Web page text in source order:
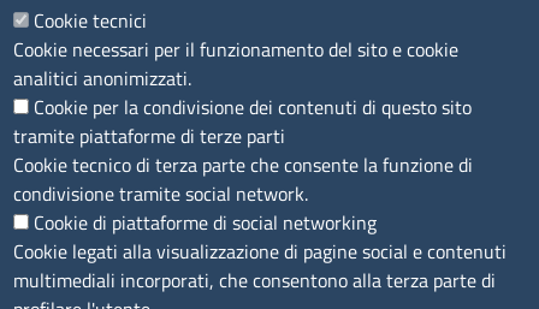
Informative privacy e cookie
Verifiche PA
Attuazione misure PNRR
Modulistica
SEGUICI SU
Cookie tecnici
Cookie necessari per il funzionamento del sito e cookie
analitici anonimizzati.
Cookie per la condivisione dei contenuti di questo sito
tramite piattaforme di terze parti
Cookie tecnico di terza parte che consente la funzione di
condivisione tramite social network.
Cookie di piattaforme di social networking
Cookie legati alla visualizzazione di pagine social e contenuti
multimediali incorporati, che consentono alla terza parte di